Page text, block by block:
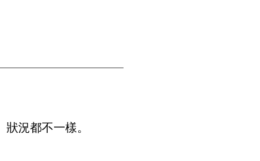
況都不一樣。